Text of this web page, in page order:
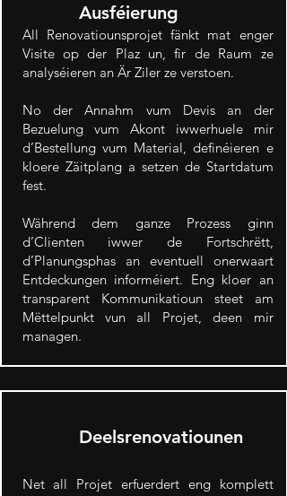
Ausféierung
All Renovatiounsprojet fänkt mat enger
Visite op der Plaz un, fir de Raum ze
analyséieren an Är Ziler ze verstoen.
No der Annahm vum Devis an der
Bezuelung vum Akont iwwerhuele mir
d’Bestellung vum Material, definéieren e
kloere Zäitplang a setzen de Startdatum
fest.
Während dem ganze Prozess ginn
d’Clienten iwwer de Fortschrëtt,
d’Planungsphas an eventuell onerwaart
Entdeckungen informéiert. Eng kloer an
transparent Kommunikatioun steet am
Mëttelpunkt vun all Projet, deen mir
managen.
Deelsrenovatiounen
Net all Projet erfuerdert eng komplett